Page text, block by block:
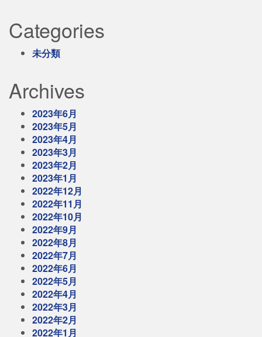
Categories
未分類
Archives
2023年6月
2023年5月
2023年4月
2023年3月
2023年2月
2023年1月
2022年12月
2022年11月
2022年10月
2022年9月
2022年8月
2022年7月
2022年6月
2022年5月
2022年4月
2022年3月
2022年2月
2022年1月